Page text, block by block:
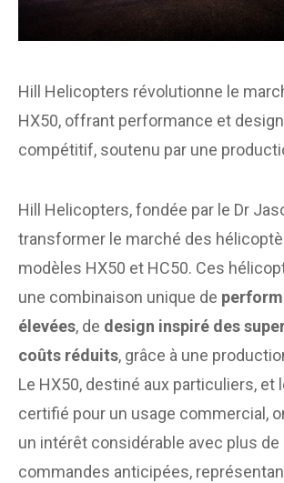
Hill Helicopters révolutionne le
HX50, offrant performance et
compétitif, soutenu par une
Hill Helicopters, fondée par le Dr
transformer le marché des
modèles HX50 et HC50. Ces
une combinaison unique de
élevées, de design inspiré des
coûts réduits, grâce à une
Le HX50, destiné aux particuliers, et
certifié pour un usage commercial,
un intérêt considérable avec plus de
commandes anticipées,